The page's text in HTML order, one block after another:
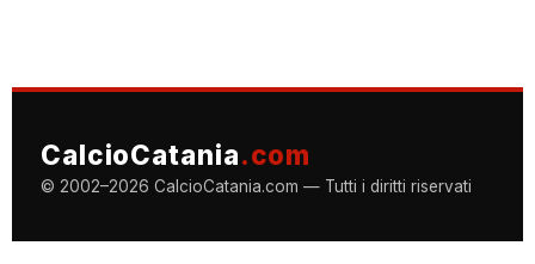
CalcioCatania.com
© 2002–2026 CalcioCatania.com — Tutti i diritti riservati